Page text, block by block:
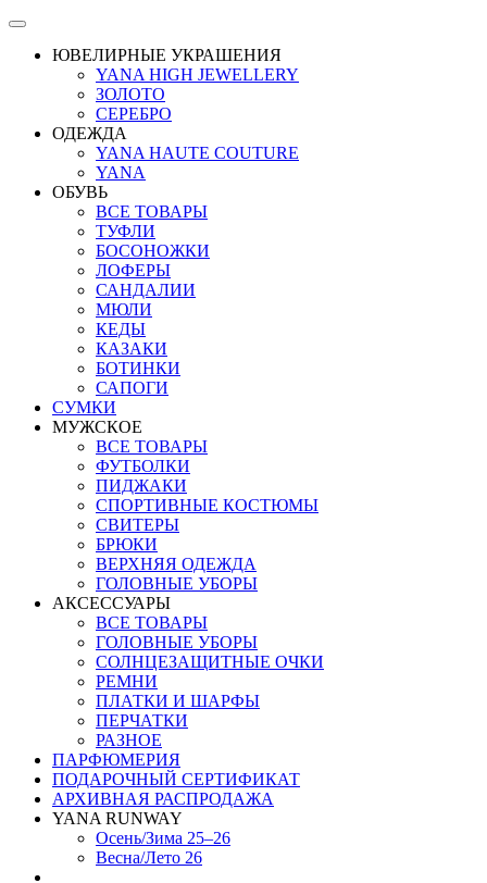
ЮВЕЛИРНЫЕ УКРАШЕНИЯ
YANA HIGH JEWELLERY
ЗОЛОТО
СЕРЕБРО
ОДЕЖДА
YANA HAUTE COUTURE
YANA
ОБУВЬ
ВСЕ ТОВАРЫ
ТУФЛИ
БОСОНОЖКИ
ЛОФЕРЫ
САНДАЛИИ
МЮЛИ
КЕДЫ
КАЗАКИ
БОТИНКИ
САПОГИ
СУМКИ
МУЖСКОЕ
ВСЕ ТОВАРЫ
ФУТБОЛКИ
ПИДЖАКИ
СПОРТИВНЫЕ КОСТЮМЫ
СВИТЕРЫ
БРЮКИ
ВЕРХНЯЯ ОДЕЖДА
ГОЛОВНЫЕ УБОРЫ
АКСЕССУАРЫ
ВСЕ ТОВАРЫ
ГОЛОВНЫЕ УБОРЫ
СОЛНЦЕЗАЩИТНЫЕ ОЧКИ
РЕМНИ
ПЛАТКИ И ШАРФЫ
ПЕРЧАТКИ
РАЗНОЕ
ПАРФЮМЕРИЯ
ПОДАРОЧНЫЙ СЕРТИФИКАТ
АРХИВНАЯ РАСПРОДАЖА
YANA RUNWAY
Осень/Зима 25–26
Весна/Лето 26